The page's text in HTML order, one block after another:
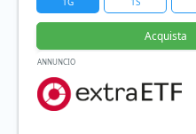
Acquista
ANNUNCIO